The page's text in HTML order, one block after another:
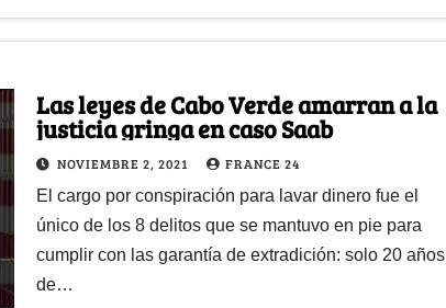
Las leyes de Cabo Verde amarran a la
justicia gringa en caso Saab
NOVIEMBRE 2, 2021 FRANCE 24
El cargo por conspiración para lavar dinero fue el
único de los 8 delitos que se mantuvo en pie para
cumplir con las garantía de extradición: solo 20 años
de…